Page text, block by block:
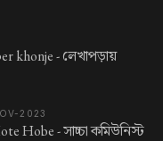
khonje -লেখাপড়ায়
2023
Hobe -সাচ্চা কমিউনিস্ট